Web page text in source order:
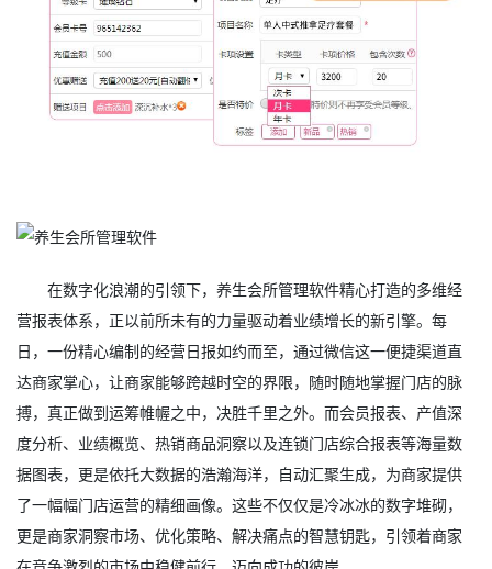
在数字化浪潮的引领下，养生会所管理软件精心打造的多维经
营报表体系，正以前所未有的力量驱动着业绩增长的新引擎。每
日，一份精心编制的经营日报如约而至，通过微信这一便捷渠道直
达商家掌心，让商家能够跨越时空的界限，随时随地掌握门店的脉
搏，真正做到运筹帷幄之中，决胜千里之外。而会员报表、产值深
度分析、业绩概览、热销商品洞察以及连锁门店综合报表等海量数
据图表，更是依托大数据的浩瀚海洋，自动汇聚生成，为商家提供
了一幅幅门店运营的精细画像。这些不仅仅是冷冰冰的数字堆砌，
更是商家洞察市场、优化策略、解决痛点的智慧钥匙，引领着商家